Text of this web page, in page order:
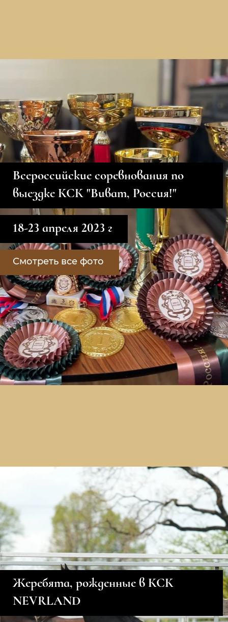
Всероссийские соревнования по
выездке КСК "Виват, Россия!"
18-23 апреля 2023 г
Смотреть все фото
Жеребята, рожденные в КСК
NEVRLAND